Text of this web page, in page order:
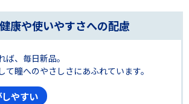
康や使いやすさへの配慮
ば、毎日新品。
て瞳へのやさしさにあふれています。
やすい